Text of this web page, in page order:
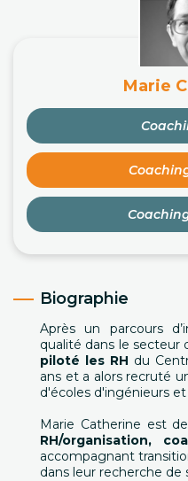
Marie
Biographie
Après un parcours
qualité dans le secteur
piloté les RH du
ans et a alors recruté
d'écoles d'ingénieurs
Marie Catherine est
RH/organisation,
accompagnant
dans leur recherche